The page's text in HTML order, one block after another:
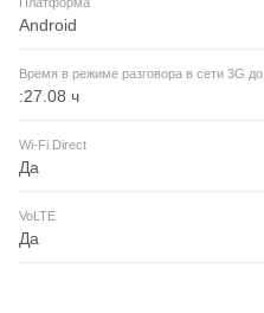
Android
Время в режиме разговора в сети 3G до
:27.08 ч
Wi-Fi Direct
Да
VoLTE
Да